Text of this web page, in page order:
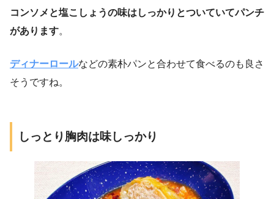
コンソメと塩こしょうの味はしっかりとついていてパンチ
があります。
ディナーロールなどの素朴パンと合わせて食べるのも良さ
そうですね。
しっとり胸肉は味しっかり